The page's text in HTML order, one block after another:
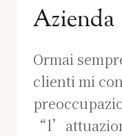
Azienda
Ormai
clienti mi